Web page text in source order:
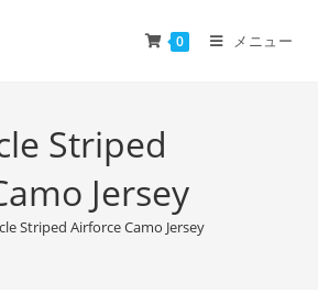
0 メニュー
Striped
Jersey
Striped Airforce Camo Jersey